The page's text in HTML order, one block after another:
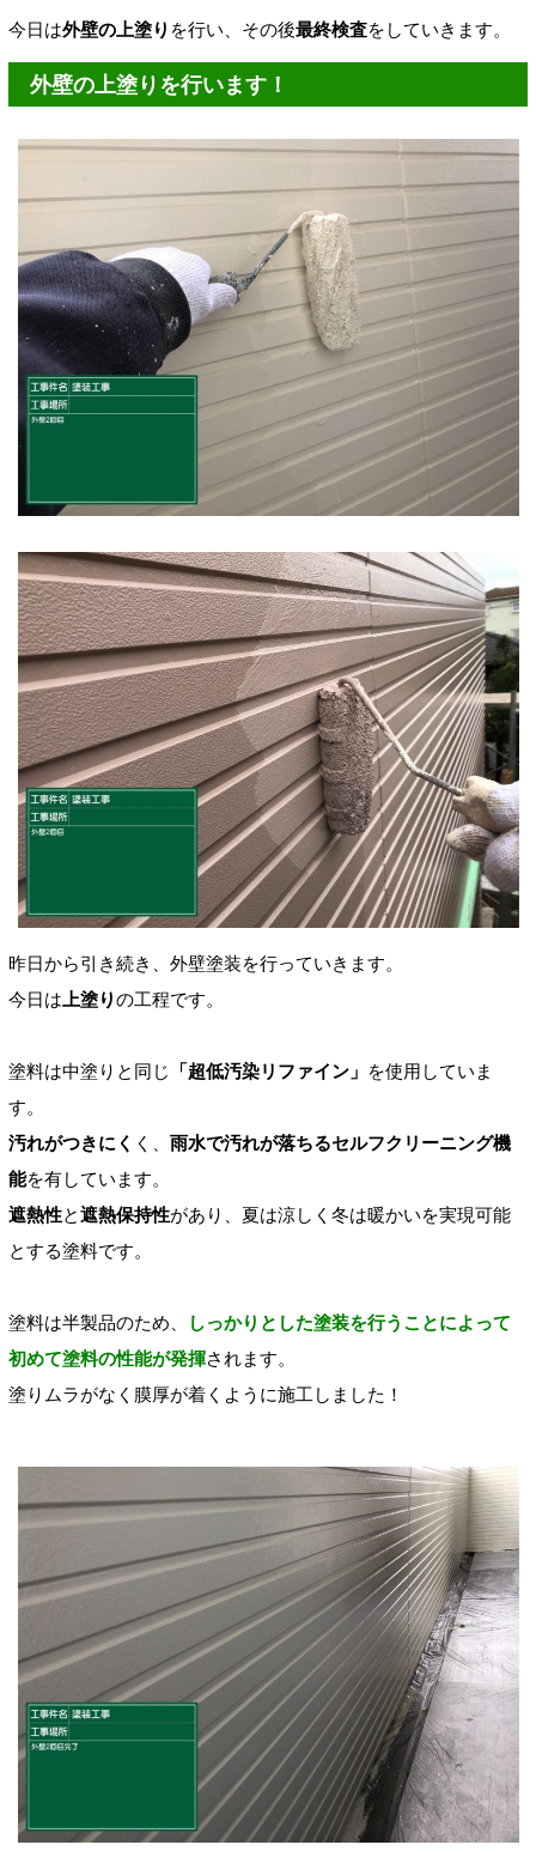
今日は外壁の上塗り を行い、その後最終検査をしていきます。
外壁の上塗りを行います！
昨日から引き続き、外壁塗装を行っていきます。
今日は 上塗りの工程です。
塗料は中塗りと同じ 「超低汚染リファイン」 を使用していま
す。
汚れがつきにく く、 雨水で汚れが落ちるセルフクリーニング機
能を有しています。
遮熱性と遮熱保持性があり、夏は涼しく冬は暖かいを実現可能
とする塗料です。
塗料は半製品のため、
しっかりとした塗装を行うことによって
初めて塗料の性能が発揮されます。
塗りムラがなく膜厚が着くように施工しました！